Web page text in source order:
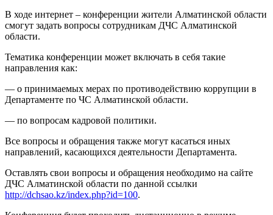
В ходе интернет – конференции жители Алматинской области
смогут задать вопросы сотрудникам ДЧС Алматинской
области.
Тематика конференции может включать в себя такие
направления как:
— о принимаемых мерах по противодействию коррупции в
Департаменте по ЧС Алматинской области.
— по вопросам кадровой политики.
Все вопросы и обращения также могут касаться иных
направлений, касающихся деятельности Департамента.
Оставлять свои вопросы и обращения необходимо на сайте
ДЧС Алматинской области по данной ссылки
http://dchsao.kz/index.php?id=100.